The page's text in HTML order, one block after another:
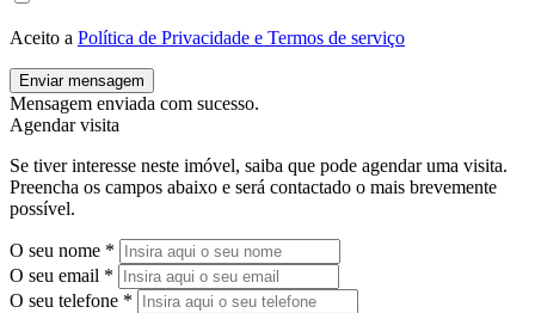
Aceito a Política de Privacidade e Termos de serviço
Enviar mensagem
Mensagem enviada com sucesso.
Agendar visita
Se tiver interesse neste imóvel, saiba que pode agendar uma visita.
Preencha os campos abaixo e será contactado o mais brevemente
possível.
O seu nome *
O seu email *
O seu telefone *